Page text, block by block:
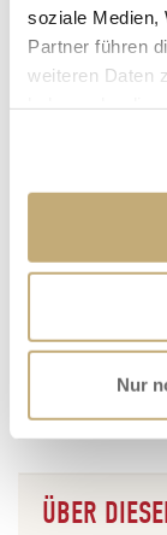
soziale Medien,
Partner führen
weiteren Daten
Nur
nach aktuellem
Achterbrücke
WEITERE
Den Prognosen
Sonntag weiter
ist. Weitere
Beachtung der
Servicetipp:Der
Kemmern kann
ÜBER